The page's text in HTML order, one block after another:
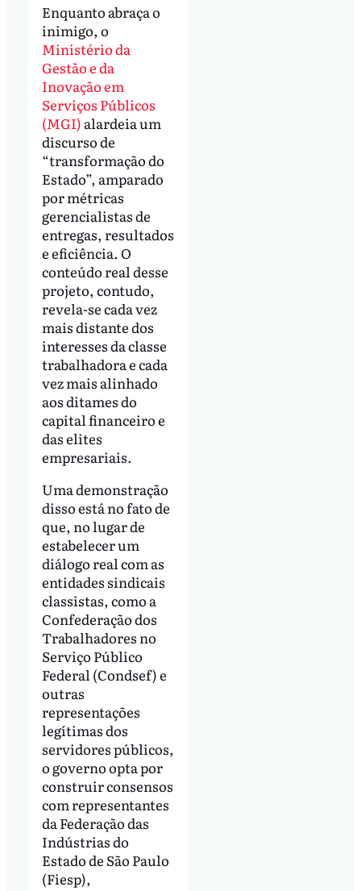
Enquanto abraça o
inimigo, o
Ministério da
Gestão e da
Inovação em
Serviços Públicos
(MGI) alardeia um
discurso de
“transformação do
Estado”, amparado
por métricas
gerencialistas de
entregas, resultados
e eficiência. O
conteúdo real desse
projeto, contudo,
revela-se cada vez
mais distante dos
interesses da classe
trabalhadora e cada
vez mais alinhado
aos ditames do
capital financeiro e
das elites
empresariais.
Uma demonstração
disso está no fato de
que, no lugar de
estabelecer um
diálogo real com as
entidades sindicais
classistas, como a
Confederação dos
Trabalhadores no
Serviço Público
Federal (Condsef) e
outras
representações
legítimas dos
servidores públicos,
o governo opta por
construir consensos
com representantes
da Federação das
Indústrias do
Estado de São Paulo
(Fiesp),